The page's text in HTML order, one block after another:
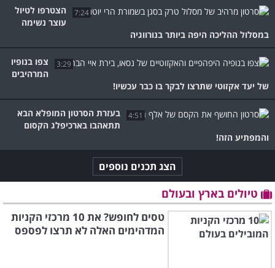
7:24
הצטרפו לטיול
עוצר נשימה
במסלול ההליכה היפה ביותר בנורווגיה
3:29
צפו בנופיו
המרהיבים
של יעד אקזוטי שתרצו לבקר בו כבר עכשיו!
4:51
בעזרת הסרטון המופלא הבא
תתאהבו בארכיפלג הקסום
והמפתיע הזה!
הצג תכנים נוספים
טיולים בארץ ובעולם
טסים לחופש? את 10 מרכזי הקניות
המדהימים האלה לא תרצו לפספס